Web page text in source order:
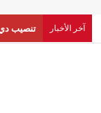
آخر الأخبار تنصيب دي